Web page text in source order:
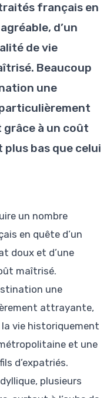
français en
d’un
de vie
Beaucoup
une
à un coût
bas que celui
un nombre
en quête d’un
doux et d’une
maîtrisé.
une
attrayante,
vie historiquement
et une
d’expatriés.
plusieurs